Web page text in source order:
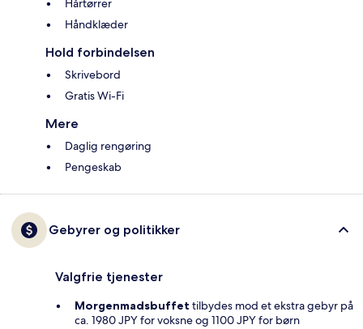
Hårtørrer
Håndklæder
Hold forbindelsen
Skrivebord
Gratis Wi-Fi
Mere
Daglig rengøring
Pengeskab
Gebyrer og politikker
Valgfrie tjenester
Morgenmadsbuffet tilbydes mod et ekstra gebyr på
ca. 1980 JPY for voksne og 1100 JPY for børn